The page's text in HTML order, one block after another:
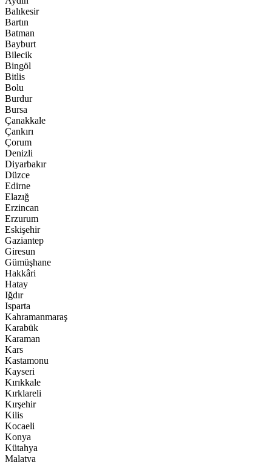
Balıkesir
Bartın
Batman
Bayburt
Bilecik
Bingöl
Bitlis
Bolu
Burdur
Bursa
Çanakkale
Çankırı
Çorum
Denizli
Diyarbakır
Düzce
Edirne
Elazığ
Erzincan
Erzurum
Eskişehir
Gaziantep
Giresun
Gümüşhane
Hakkâri
Hatay
Iğdır
Isparta
Kahramanmaraş
Karabük
Karaman
Kars
Kastamonu
Kayseri
Kırıkkale
Kırklareli
Kırşehir
Kilis
Kocaeli
Konya
Kütahya
Malatya